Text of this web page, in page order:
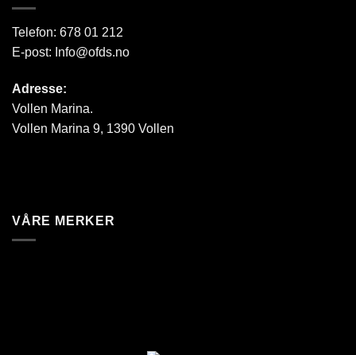
Telefon: 678 01 212
E-post: Info@ofds.no
Adresse:
Vollen Marina.
Vollen Marina 9, 1390 Vollen
VÅRE MERKER